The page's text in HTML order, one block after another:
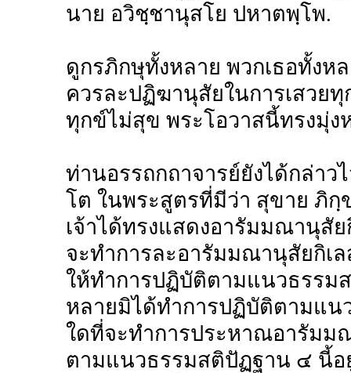
นาย อวิชฺชานุสโย ปหาตพฺโพ.
ดูกรภิกษุทั้งหลาย พวกเธอทั้งห
ควรละปฏิฆานุสัยในการเสวย
ทุกข์ไม่สุข พระโอวาสนี้ทรงมุ่
ท่านอรรถกถาจารย์ยังได้กล่า
โต ในพระสูตรที่มีว่า สุขาย ภิกฺ
เจ้าได้ทรงแสดงอารัมมณานุสั
จะทำการละอารัมมณานุสัยกิเ
ให้ทำการปฏิบัติตามแนวธรรม
หลายมิได้ทำการปฏิบัติตามแน
ใดที่จะทำการประหาณอารัมม
ตามแนวธรรมสติปัฏฐาน ๔ นี้อ